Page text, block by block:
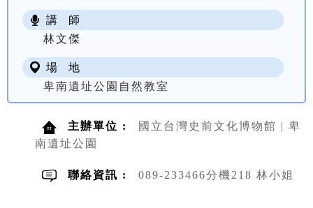
講 師
林文傑
場 地
卑南遺址公園自然教室
主辦單位 :
國立台灣史前文化博物館 | 卑
南遺址公園
聯絡資訊 : 089-233466分機218 林小姐